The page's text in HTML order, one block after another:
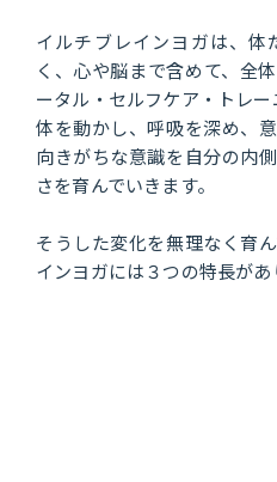
体を動かし、呼吸を深め、
向きがちな意識を自分の内
さを育んでいきます。
そうした変化を無理なく育
インヨガには３つの特長があ